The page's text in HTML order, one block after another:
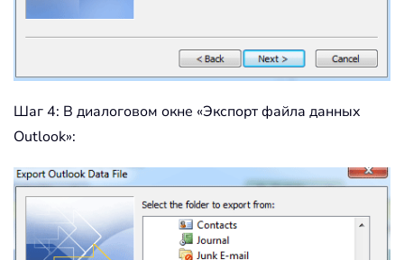
Шаг 4: В диалоговом окне «Экспорт файла данных
Outlook»: